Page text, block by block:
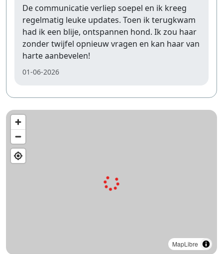
De communicatie verliep soepel en ik kreeg
regelmatig leuke updates. Toen ik terugkwam
had ik een blije, ontspannen hond. Ik zou haar
zonder twijfel opnieuw vragen en kan haar van
harte aanbevelen!
01-06-2026
MapLibre